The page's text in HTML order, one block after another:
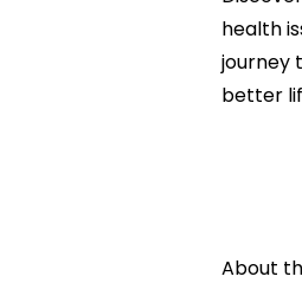
health
journey
better
About